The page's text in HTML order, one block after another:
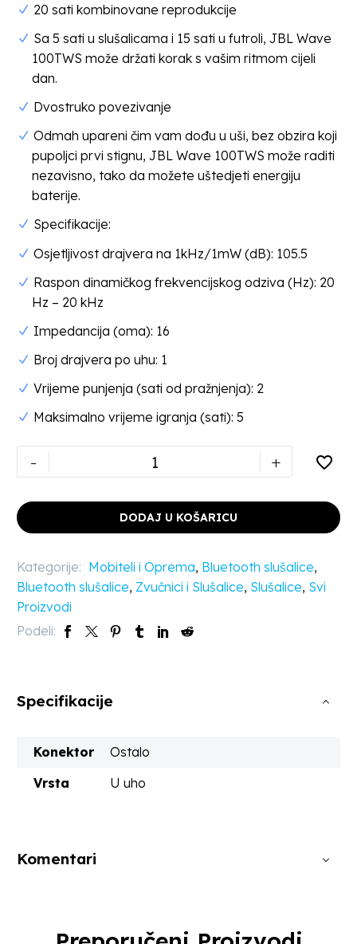
20 sati kombinovane reprodukcije
Sa 5 sati u slušalicama i 15 sati u futroli, JBL Wave
100TWS može držati korak s vašim ritmom cijeli
dan.
Dvostruko povezivanje
Odmah upareni čim vam dođu u uši, bez obzira koji
pupoljci prvi stignu, JBL Wave 100TWS može raditi
nezavisno, tako da možete uštedjeti energiju
baterije.
Specifikacije:
Osjetljivost drajvera na 1kHz/1mW (dB): 105.5
Raspon dinamičkog frekvencijskog odziva (Hz): 20
Hz – 20 kHz
Impedancija (oma): 16
Broj drajvera po uhu: 1
Vrijeme punjenja (sati od pražnjenja): 2
Maksimalno vrijeme igranja (sati): 5
- +
DODAJ U KOŠARICU
Kategorije: Mobiteli i Oprema, Bluetooth slušalice,
Bluetooth slušalice, Zvučnici i Slušalice, Slušalice, Svi
Proizvodi
Podeli:
Specifikacije
Konektor
Ostalo
Vrsta
U uho
Komentari